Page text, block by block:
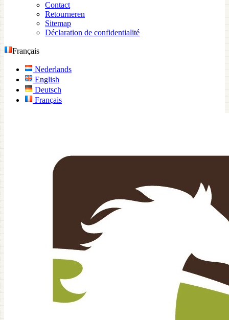
Contact
Retourneren
Sitemap
Déclaration de confidentialité
Français
Nederlands
English
Deutsch
Français